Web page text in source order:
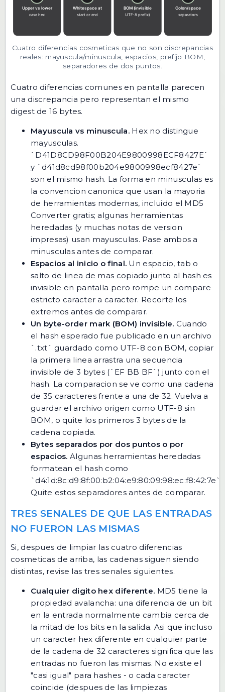
Cuatro diferencias cosmeticas que no son discrepancias
reales: mayuscula/minuscula, espacios, prefijo BOM,
separadores de dos puntos.
Cuatro diferencias comunes en pantalla parecen
una discrepancia pero representan el mismo
digest de 16 bytes.
Mayuscula vs minuscula.Hex no distingue
mayusculas.
`D41D8CD98F00B204E9800998ECF8427E`
y `d41d8cd98f00b204e9800998ecf8427e`
son el mismo hash. La forma en minusculas es
la convencion canonica que usan la mayoria
de herramientas modernas, incluido el MD5
Converter gratis; algunas herramientas
heredadas (y muchas notas de version
impresas) usan mayusculas. Pase ambos a
minusculas antes de comparar.
Espacios al inicio o final. Un espacio, tab o
salto de linea de mas copiado junto al hash es
invisible en pantalla pero rompe un compare
estricto caracter a caracter. Recorte los
extremos antes de comparar.
Un byte-order mark (BOM) invisible. Cuando
el hash esperado fue publicado en un archivo
`.txt` guardado como UTF-8 con BOM, copiar
la primera linea arrastra una secuencia
invisible de 3 bytes (`EF BB BF`) junto con el
hash. La comparacion se ve como una cadena
de 35 caracteres frente a una de 32. Vuelva a
guardar el archivo origen como UTF-8 sin
BOM, o quite los primeros 3 bytes de la
cadena copiada.
Bytes separados por dos puntos o por
espacios. Algunas herramientas heredadas
formatean el hash como
`d4:1d:8c:d9:8f:00:b2:04:e9:80:09:98:ec:f8:42:7e`.
Quite estos separadores antes de comparar.
TRES SENALES DE QUE LAS ENTRADAS
NO FUERON LAS MISMAS
Si, despues de limpiar las cuatro diferencias
cosmeticas de arriba, las cadenas siguen siendo
distintas, revise las tres senales siguientes.
Cualquier digito hex diferente. MD5 tiene la
propiedad avalancha: una diferencia de un bit
en la entrada normalmente cambia cerca de
la mitad de los bits en la salida. Asi que incluso
un caracter hex diferente en cualquier parte
de la cadena de 32 caracteres significa que las
entradas no fueron las mismas. No existe el
"casi igual" para hashes - o cada caracter
coincide (despues de las limpiezas